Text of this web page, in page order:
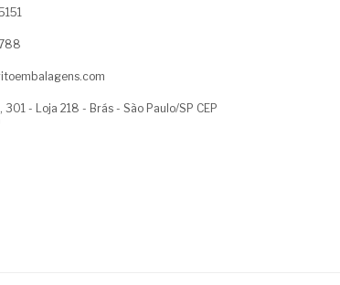
301 - Loja 218 - Brás - São Paulo/SP CEP